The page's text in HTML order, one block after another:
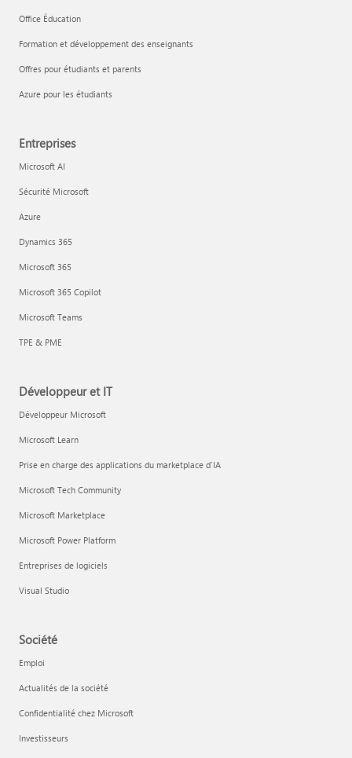
Office Éducation
Formation et développement des enseignants
Offres pour étudiants et parents
Azure pour les étudiants
Entreprises
Microsoft AI
Sécurité Microsoft
Azure
Dynamics 365
Microsoft 365
Microsoft 365 Copilot
Microsoft Teams
TPE & PME
Développeur et IT
Développeur Microsoft
Microsoft Learn
Prise en charge des applications du marketplace d’IA
Microsoft Tech Community
Microsoft Marketplace
Microsoft Power Platform
Entreprises de logiciels
Visual Studio
Société
Emploi
Actualités de la société
Confidentialité chez Microsoft
Investisseurs